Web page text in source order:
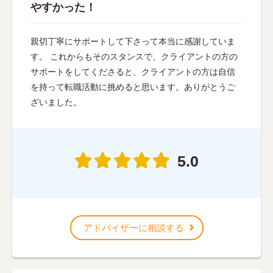
やすかった！
親切丁寧にサポートして下さって本当に感謝していま
す。 これからもそのスタンスで、クライアントの方の
サポートをしてくださると、クライアントの方は自信
を持って転職活動に挑めると思います。ありがとうご
ざいました。
5.0
アドバイザーに相談する